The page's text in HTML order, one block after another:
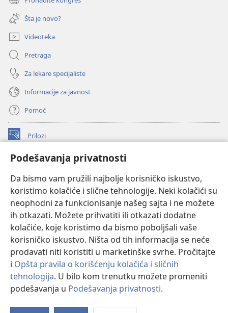
Podešavanja privatnosti
Da bismo vam pružili najbolje korisničko iskustvo,
koristimo kolačiće i slične tehnologije. Neki kolačići su
neophodni za funkcionisanje našeg sajta i ne možete
ih otkazati. Možete prihvatiti ili otkazati dodatne
kolačiće, koje koristimo da bismo poboljšali vaše
korisničko iskustvo. Ništa od tih informacija se neće
prodavati niti koristiti u marketinške svrhe. Pročitajte
i Opšta pravila o korišćenju kolačića i sličnih
tehnologija. U bilo kom trenutku možete promeniti
podešavanja u Podešavanja privatnosti.
prozor)
(otvara
novi
prozor)
Šta je novo?
Videoteka
Pretraga
Za lekare specijaliste
Informacije za javnost
Pomoć
Prilozi
(otvara
prozor)ONLAJN BIBLIOTEKA Watchtower
novi
prozor)JW Hub
(otvara
novi
prozor)
®
Watchtower Library®
Copyright© 2026 Watch Tower Bible and Tract Society of Pennsylvania.
PRAVILA KORIŠĆENJA|PRIVATNOST| PODEŠAVANjE PRIVATNOSTI